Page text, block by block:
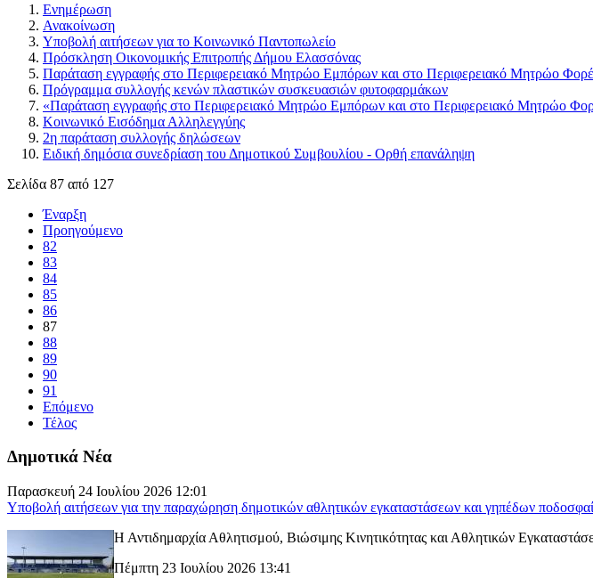
Ενημέρωση
Ανακοίνωση
Υποβολή αιτήσεων για το Κοινωνικό Παντοπωλείο
Πρόσκληση Οικονομικής Επιτροπής Δήμου Ελασσόνας
Παράταση εγγραφής στο Περιφερειακό Μητρώο Εμπόρων και στο Περιφερειακό Μητρώο
Πρόγραμμα συλλογής κενών πλαστικών συσκευασιών φυτοφαρμάκων
«Παράταση εγγραφής στο Περιφερειακό Μητρώο Εμπόρων και στο Περιφερειακό Μητρώο
Κοινωνικό Εισόδημα Αλληλεγγύης
2η παράταση συλλογής δηλώσεων
Ειδική δημόσια συνεδρίαση του Δημοτικού Συμβουλίου - Ορθή επανάληψη
Σελίδα 87 από 127
Έναρξη
Προηγούμενο
82
83
84
85
86
87
88
89
90
91
Επόμενο
Τέλος
Δημοτικά Νέα
Παρασκευή 24 Ιουλίου 2026 12:01
Υποβολή αιτήσεων για την παραχώρηση δημοτικών αθλητικών εγκαταστάσεων και γηπέδων
Η Αντιδημαρχία Αθλητισμού, Βιώσιμης Κινητικότητας και Αθλητικών
Πέμπτη 23 Ιουλίου 2026 13:41